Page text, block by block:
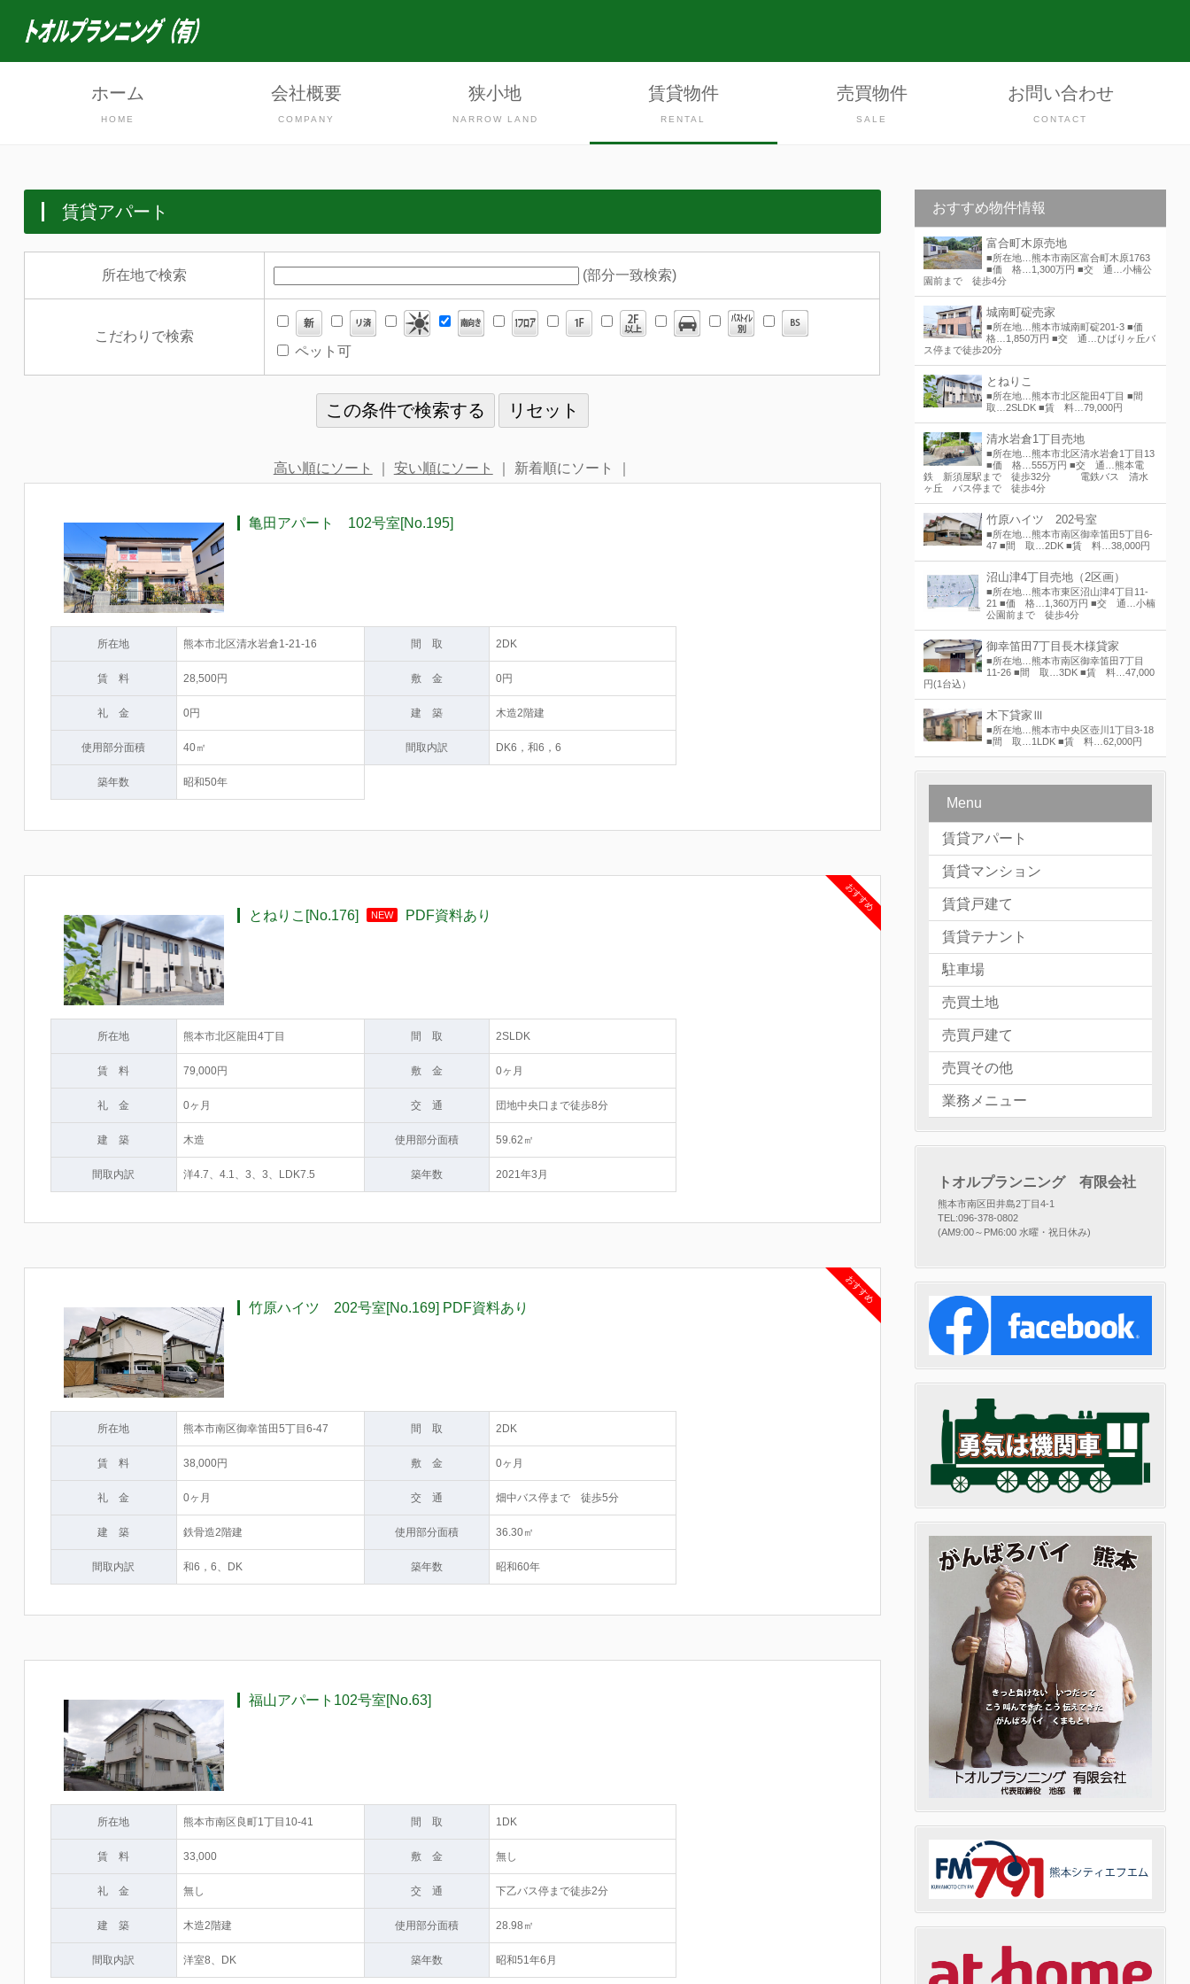
ホーム
HOME
会社概要
COMPANY
狭小地
NARROW LAND
賃貸物件
RENTAL
売買物件
SALE
お問い合わせ
CONTACT
賃貸アパート
所在地で検索 (部分一致検索)
こだわりで検索
ペット可
高い順にソート 安い順にソート ｜ 新着順にソート ｜
亀田アパート 102号室[No.195]
所在地 熊本市北区清水岩倉1-21-16 間 取 2DK
賃 料 28,500円 敷 金 0円
礼 金 0円 建 築 木造2階建
使用部分面積 40㎡ 間取内訳 DK6，和6，6
築年数 昭和50年
とねりこ[No.176] NEW PDF資料あり
所在地 熊本市北区龍田4丁目 間 取 2SLDK
賃 料 79,000円 敷 金 0ヶ月
礼 金 0ヶ月 交 通 団地中央口まで徒歩8分
建 築 木造 使用部分面積 59.62㎡
間取内訳 洋4.7、4.1、3、3、LDK7.5 築年数 2021年3月
おすすめ
竹原ハイツ 202号室[No.169] PDF資料あり
所在地 熊本市南区御幸笛田5丁目6-47 間 取 2DK
賃 料 38,000円 敷 金 0ヶ月
礼 金 0ヶ月 交 通 畑中バス停まで 徒歩5分
建 築 鉄骨造2階建 使用部分面積 36.30㎡
間取内訳 和6，6、DK 築年数 昭和60年
おすすめ
福山アパート102号室[No.63]
所在地 熊本市南区良町1丁目10-41 間 取 1DK
賃 料 33,000 敷 金 無し
礼 金 無し 交 通 下乙バス停まで徒歩2分
建 築 木造2階建 使用部分面積 28.98㎡
間取内訳 洋室8、DK 築年数 昭和51年6月
おすすめ物件情報
富合町木原売地
■所在地…熊本市南区富合町木原1763
■価 格…1,300万円 ■交 通…小楠公
園前まで 徒歩4分
城南町碇売家
■所在地…熊本市城南町碇201-3 ■価
格…1,850万円 ■交 通…ひばりヶ丘バ
ス停まで徒歩20分
とねりこ
■所在地…熊本市北区龍田4丁目 ■間
取…2SLDK ■賃 料…79,000円
清水岩倉1丁目売地
■所在地…熊本市北区清水岩倉1丁目13
■価 格…555万円 ■交 通…熊本電
鉄 新須屋駅まで 徒歩32分 電鉄バス 清水
ヶ丘 バス停まで 徒歩4分
竹原ハイツ 202号室
■所在地…熊本市南区御幸笛田5丁目6-
47 ■間 取…2DK ■賃 料…38,000円
沼山津4丁目売地（2区画）
■所在地…熊本市東区沼山津4丁目11-
21 ■価 格…1,360万円 ■交 通…小楠
公園前まで 徒歩4分
御幸笛田7丁目長木様貸家
■所在地…熊本市南区御幸笛田7丁目
11-26 ■間 取…3DK ■賃 料…47,000
円(1台込）
木下貸家Ⅲ
■所在地…熊本市中央区壺川1丁目3-18
■間 取…1LDK ■賃 料…62,000円
Menu
賃貸アパート
賃貸マンション
賃貸戸建て
賃貸テナント
駐車場
売買土地
売買戸建て
売買その他
業務メニュー
トオルプランニング 有限会社
熊本市南区田井島2丁目4-1
TEL:096-378-0802
(AM9:00～PM6:00 水曜・祝日休み)